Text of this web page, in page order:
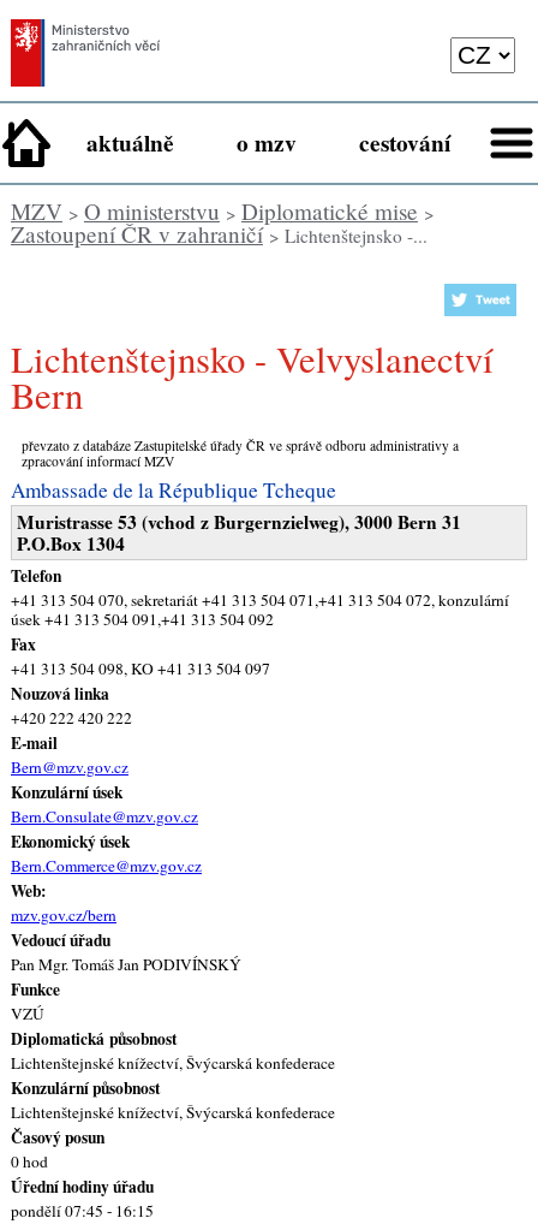
aktuálně o mzv cestování
MZV> O ministerstvu > Diplomatické mise >
Zastoupení ČR v zahraničí> Lichtenštejnsko -...
Lichtenštejnsko - Velvyslanectví
Bern
převzato z databáze Zastupitelské úřady ČR ve správě odboru administrativy a
zpracování informací MZV
Ambassade de la République Tcheque
Muristrasse 53 (vchod z Burgernzielweg), 3000 Bern 31
P.O.Box 1304
Telefon
+41 313 504 070, sekretariát +41 313 504 071,+41 313 504 072, konzulární
úsek +41 313 504 091,+41 313 504 092
Fax
+41 313 504 098, KO +41 313 504 097
Nouzová linka
+420 222 420 222
E-mail
Bern@mzv.gov.cz
Konzulární úsek
Bern.Consulate@mzv.gov.cz
Ekonomický úsek
Bern.Commerce@mzv.gov.cz
Web:
mzv.gov.cz/bern
Vedoucí úřadu
Pan Mgr. Tomáš Jan PODIVÍNSKÝ
Funkce
VZÚ
Diplomatická působnost
Lichtenštejnské knížectví, Švýcarská konfederace
Konzulární působnost
Lichtenštejnské knížectví, Švýcarská konfederace
Časový posun
0 hod
Úřední hodiny úřadu
pondělí 07:45 - 16:15